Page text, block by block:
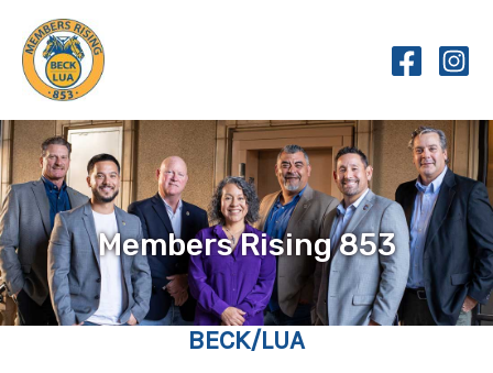
content
Members Rising 853
BECK/LUA